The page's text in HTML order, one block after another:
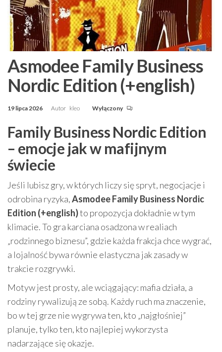
Asmodee Family Business
Nordic Edition (+english)
19 lipca 2026 Autor kleo Wyłączony
Family Business Nordic Edition
– emocje jak w mafijnym
świecie
Jeśli lubisz gry, w których liczy się spryt, negocjacje i
odrobina ryzyka,Asmodee Family Business Nordic
Edition (+english)to propozycja dokładnie w tym
klimacie. To gra karciana osadzona w realiach
„rodzinnego biznesu”, gdzie każda frakcja chce wygrać,
a lojalność bywa równie elastyczna jak zasady w
trakcie rozgrywki.
Motyw jest prosty, ale wciągający: mafia działa, a
rodziny rywalizują ze sobą. Każdy ruch ma znaczenie,
bo w tej grze nie wygrywa ten, kto „najgłośniej”
planuje, tylko ten, kto najlepiej wykorzysta
nadarzające się okazje.